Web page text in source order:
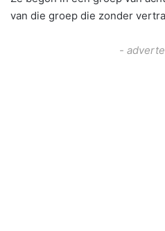
van die groep die zonder
-